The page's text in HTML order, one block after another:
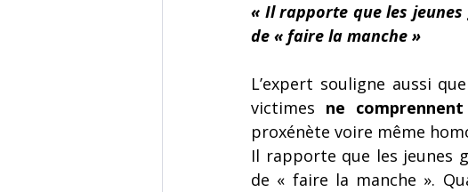
« Il rapporte que les
de « faire la manche »
L’expert souligne aussi
victimes ne
proxénète voire même
Il rapporte que les jeunes
de « faire la manche ».